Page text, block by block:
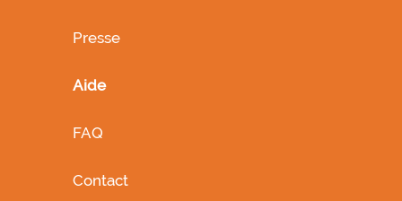
Presse
Aide
FAQ
Contact